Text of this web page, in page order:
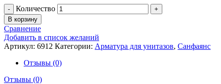
Количество
В корзину
Сравнение
Добавить в список желаний
Артикул: 6912 Категории: Арматура для унитазов, Санфаянс
Отзывы (0)
Отзывы (0)